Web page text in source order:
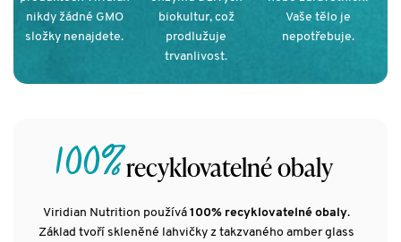
nikdy žádné GMO
složky nenajdete.
biokultur, což
prodlužuje
trvanlivost.
Vaše tělo je
nepotřebuje.
100%recyklovatelné obaly
Viridian Nutrition používá 100% recyklovatelné obaly.
Základ tvoří skleněné lahvičky z takzvaného amber glass